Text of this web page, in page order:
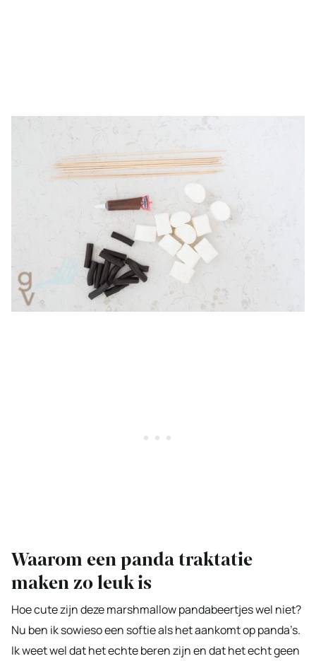
Waarom een panda traktatie
maken zo leuk is
Hoe cute zijn deze marshmallow pandabeertjes wel niet?
Nu ben ik sowieso een softie als het aankomt op panda’s.
Ik weet wel dat het echte beren zijn en dat het echt geen